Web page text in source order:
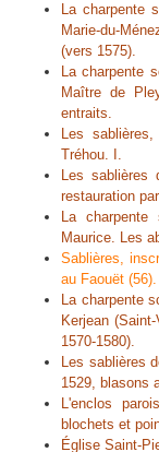
La charpente
Marie-du-
(vers 1575).
La charpente
Maître de
entraits.
Les
Tréhou. I.
Les sablières
restauration
La
Maurice. Les
Sablières,
au Faouët (56).
La charpente
Kerjean
1570-1580).
Les sablières
1529, blasons
L'enclos
blochets et
Église Saint-